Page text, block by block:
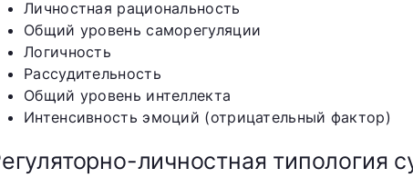
Личностная рациональность
Общий уровень саморегуляции
Логичность
Рассудительность
Общий уровень интеллекта
Интенсивность эмоций (отрицательный фактор)
личностная типология